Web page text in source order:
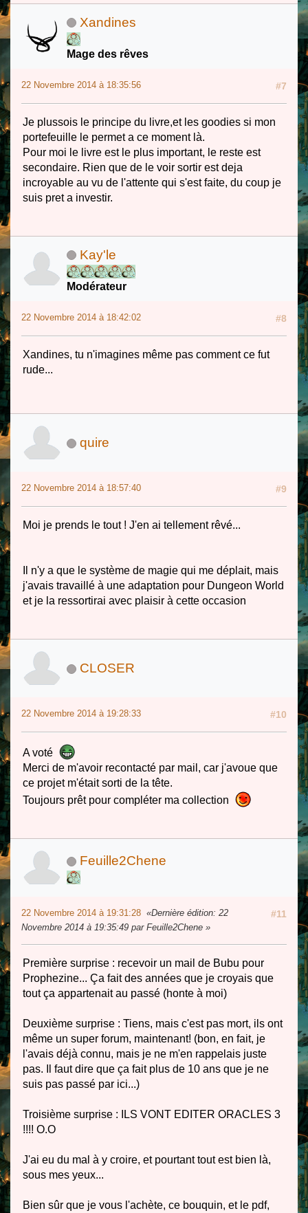
Xandines
Mage des rêves
22 Novembre 2014 à 18:35:56 #7
Je plussois le principe du livre,et les goodies si mon
portefeuille le permet a ce moment là.
Pour moi le livre est le plus important, le reste est
secondaire. Rien que de le voir sortir est deja
incroyable au vu de l'attente qui s'est faite, du coup je
suis pret a investir.
Kay'le
Modérateur
22 Novembre 2014 à 18:42:02 #8
Xandines, tu n'imagines même pas comment ce fut
rude...
quire
22 Novembre 2014 à 18:57:40 #9
Moi je prends le tout ! J'en ai tellement rêvé...
Il n'y a que le système de magie qui me déplait, mais
j'avais travaillé à une adaptation pour Dungeon World
et je la ressortirai avec plaisir à cette occasion
CLOSER
22 Novembre 2014 à 19:28:33 #10
A voté
Merci de m'avoir recontacté par mail, car j'avoue que
ce projet m'était sorti de la tête.
Toujours prêt pour compléter ma collection
Feuille2Chene
22 Novembre 2014 à 19:31:28 #11
Dernière édition: 22
Novembre 2014 à 19:35:49 par Feuille2Chene
Première surprise : recevoir un mail de Bubu pour
Prophezine... Ça fait des années que je croyais que
tout ça appartenait au passé (honte à moi)
Deuxième surprise : Tiens, mais c'est pas mort, ils ont
même un super forum, maintenant! (bon, en fait, je
l'avais déjà connu, mais je ne m'en rappelais juste
pas. Il faut dire que ça fait plus de 10 ans que je ne
suis pas passé par ici...)
Troisième surprise : ILS VONT EDITER ORACLES 3
!!!! O.O
J'ai eu du mal à y croire, et pourtant tout est bien là,
sous mes yeux...
Bien sûr que je vous l'achète, ce bouquin, et le pdf,